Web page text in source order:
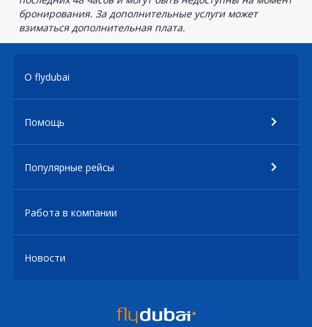
бронирования. За дополнительные услуги может
взиматься дополнительная плата.
О flydubai
Помощь
Популярные рейсы
Работа в компании
Новости